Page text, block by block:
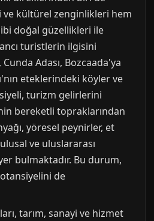
kültürel zenginlikleri hem
doğal güzellikleri ile
turistlerin ilgisini
Adası, Bozcaada'ya
eteklerindeki köyler ve
turizm gelirlerini
bereketli topraklarından
yöresel peynirler, et
ve uluslararası
bulmaktadır. Bu durum,
de
tarım, sanayi ve hizmet